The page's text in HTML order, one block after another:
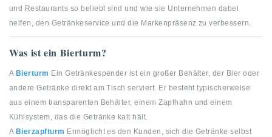
und Restaurants so beliebt sind und wie sie Unternehmen dabei
helfen, den Getränkeservice und die Markenpräsenz zu verbessern.
Was ist ein Bierturm?
A Bierturm Ein Getränkespender ist ein großer Behälter, der Bier oder
andere Getränke direkt am Tisch serviert. Er besteht typischerweise
aus einem transparenten Behälter, einem Zapfhahn und einem
Kühlsystem, das die Getränke kalt hält.
A Bierzapfturm Ermöglicht es den Kunden, sich die Getränke selbst